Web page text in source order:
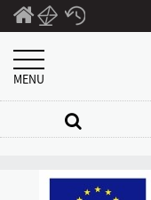
MENU